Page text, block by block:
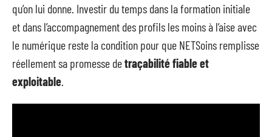
qu’on lui donne. Investir du temps dans la formation initiale
et dans l’accompagnement des profils les moins à l’aise avec
le numérique reste la condition pour que NETSoins remplisse
réellement sa promesse detraçabilité fiable et
exploitable